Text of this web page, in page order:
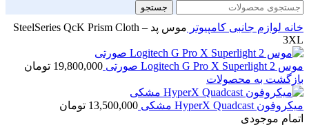
جستجو
خانه لوازم جانبی کامپیوتر
موس پد SteelSeries QcK Prism Cloth –
3XL
موس Logitech G Pro X Superlight 2 صورتی 19,800,000 تومان
بازگشت به محصولات
میکروفون HyperX Quadcast مشکی 13,500,000 تومان
اتمام موجودی